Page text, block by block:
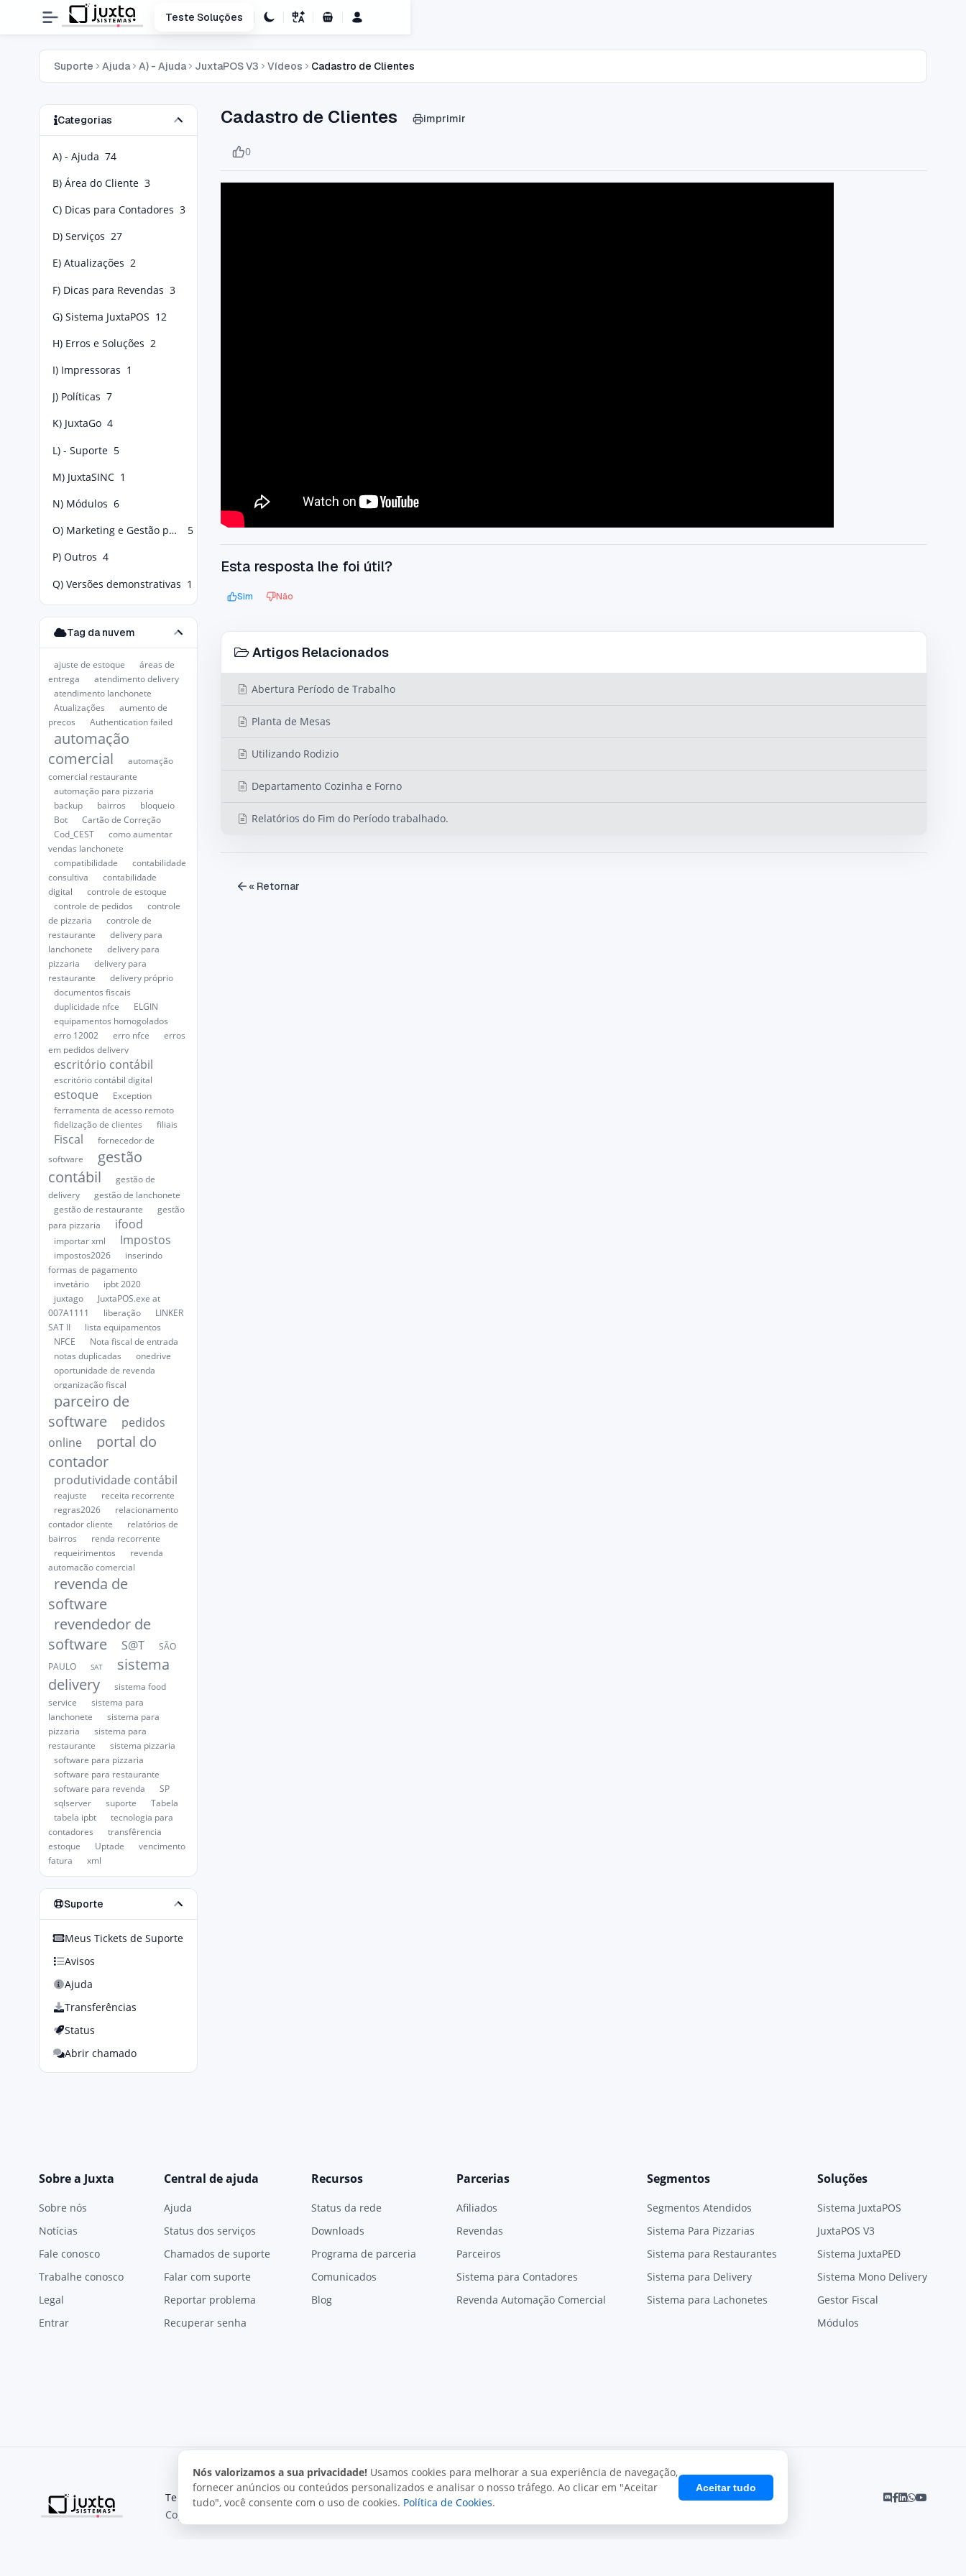
Teste Soluções
Carrinho de Compras
Suporte Ajuda A) - Ajuda JuxtaPOS V3 Vídeos Cadastro de Clientes
Categorias
A) - Ajuda 74
B) Área do Cliente 3
C) Dicas para Contadores 3
D) Serviços 27
E) Atualizações 2
F) Dicas para Revendas 3
G) Sistema JuxtaPOS 12
H) Erros e Soluções 2
I) Impressoras 1
J) Políticas 7
K) JuxtaGo 4
L) - Suporte 5
M) JuxtaSINC 1
N) Módulos 6
O) Marketing e Gestão para Food Service
5
P) Outros 4
Q) Versões demonstrativas 1
Tag da nuvem
ajuste de estoque
áreas de
entrega
atendimento delivery
atendimento lanchonete
Atualizações
aumento de
preços
Authentication failed
automação
comercial
automação
comercial restaurante
automação para pizzaria
backup
bairros
bloqueio
Bot
Cartão de Correção
Cod_CEST
como aumentar
vendas lanchonete
compatibilidade
contabilidade
consultiva
contabilidade
digital
controle de estoque
controle de pedidos
controle
de pizzaria
controle de
restaurante
delivery para
lanchonete
delivery para
pizzaria
delivery para
restaurante
delivery próprio
documentos fiscais
duplicidade nfce
ELGIN
equipamentos homogolados
erro 12002
erro nfce
erros
em pedidos delivery
escritório contábil
escritório contábil digital
estoque
Exception
ferramenta de acesso remoto
fidelização de clientes
filiais
Fiscal
fornecedor de
software
gestão
contábil
gestão de
delivery
gestão de lanchonete
gestão de restaurante
gestão
para pizzaria
ifood
importar xml Impostos
impostos2026
inserindo
formas de pagamento
invetário
ipbt 2020
juxtago
JuxtaPOS.exe at
007A1111
liberação
LINKER
SAT II
lista equipamentos
NFCE
Nota fiscal de entrada
notas duplicadas
onedrive
oportunidade de revenda
organização fiscal
parceiro de
software
pedidos
online
portal do
contador
produtividade contábil
reajuste
receita recorrente
regras2026
relacionamento
contador cliente
relatórios de
bairros
renda recorrente
requeirimentos
revenda
automação comercial
revenda de
software
revendedor de
software
S@T
SÃO
PAULO
SAT
sistema
delivery
sistema food
service
sistema para
lanchonete
sistema para
pizzaria
sistema para
restaurante
sistema pizzaria
software para pizzaria
software para restaurante
software para revenda
SP
sqlserver
suporte
Tabela
tabela ipbt
tecnologia para
contadores
transfêrencia
estoque
Uptade
vencimento
fatura
xml
Suporte
Meus Tickets de Suporte
Avisos
Ajuda
Transferências
Status
Abrir chamado
Cadastro de Clientes imprimir
0
Esta resposta lhe foi útil?
Sim Não
Artigos Relacionados
Abertura Período de Trabalho
Planta de Mesas
Utilizando Rodizio
Departamento Cozinha e Forno
Relatórios do Fim do Período trabalhado.
« Retornar
Sobre a Juxta
Sobre nós
Notícias
Fale conosco
Trabalhe conosco
Legal
Entrar
Central de ajuda
Ajuda
Status dos serviços
Chamados de suporte
Falar com suporte
Reportar problema
Recuperar senha
Recursos
Status da rede
Downloads
Programa de parceria
Comunicados
Blog
Parcerias
Afiliados
Revendas
Parceiros
Sistema para Contadores
Revenda Automação Comercial
Segmentos
Segmentos Atendidos
Sistema Para Pizzarias
Sistema para Restaurantes
Sistema para Delivery
Sistema para Lachonetes
Soluções
Sistema JuxtaPOS
JuxtaPOS V3
Sistema JuxtaPED
Sistema Mono Delivery
Gestor Fiscal
Módulos
Nós valorizamos a sua privacidade! Usamos cookies para melhorar a sua experiência de navegação,
fornecer anúncios ou conteúdos personalizados e analisar o nosso tráfego. Ao clicar em "Aceitar
tudo", você consente com o uso de cookies. Política de Cookies.
Aceitar tudo
Termos de uso Política de privacidade Uso aceitável
Direitos autorais
Copyright © 2026, Juxta Sistemas. Todos os direitos reservados.